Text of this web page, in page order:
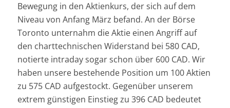
Bewegung in den Aktienkurs, der sich auf dem
Niveau von Anfang März befand. An der Börse
Toronto unternahm die Aktie einen Angriff auf
den charttechnischen Widerstand bei 580 CAD,
notierte intraday sogar schon über 600 CAD. Wir
haben unsere bestehende Position um 100 Aktien
zu 575 CAD aufgestockt. Gegenüber unserem
extrem günstigen Einstieg zu 396 CAD bedeutet